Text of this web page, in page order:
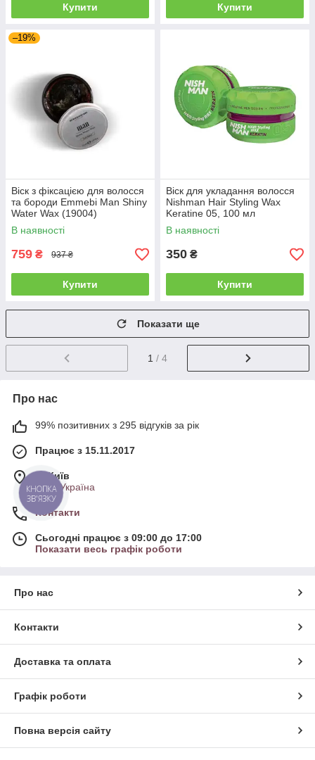
Купити Купити
–19%
Віск з фіксацією для волосся
та бороди Emmebi Man Shiny
Water Wax (19004)
В наявності
759 ₴ 937 ₴
Купити
Віск для укладання волосся
Nishman Hair Styling Wax
Keratine 05, 100 мл
(10704120)
В наявності
350 ₴
Купити
Показати ще
1 / 4
Про нас
99% позитивних з 295 відгуків за рік
Працює з 15.11.2017
м. Київ
Київ, Україна
Контакти
Сьогодні працює з 09:00 до 17:00
Показати весь графік роботи
Про нас
Контакти
Доставка та оплата
Графік роботи
Повна версія сайту
КНОПКА
ЗВ'ЯЗКУ